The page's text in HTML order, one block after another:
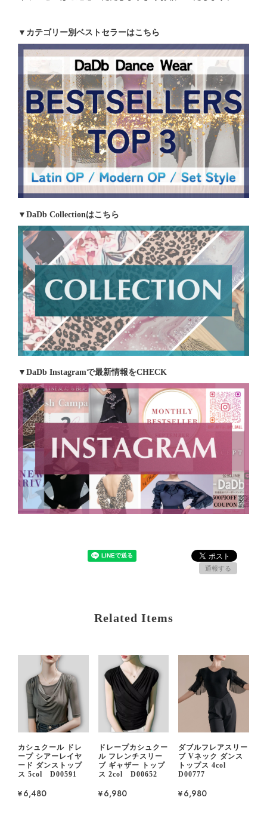
▼カテゴリー別ベストセラーはこちら
▼DaDb Collectionはこちら
▼DaDb Instagramで最新情報をCHECK
通報する
Related Items
カシュクール ドレ
ープ シアーレイヤ
ード ダンストップ
ス 5col D00591
¥6,480
ドレープカシュクー
ル フレンチスリー
ブ ギャザー トップ
ス 2col D00652
¥6,980
ダブルフレアスリー
ブ Vネック ダンス
トップス 4col
D00777
¥6,980